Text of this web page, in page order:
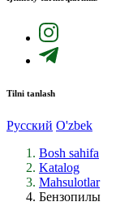
Tilni tanlash
Русский O'zbek
Bosh sahifa
Katalog
Mahsulotlar
Бензопилы